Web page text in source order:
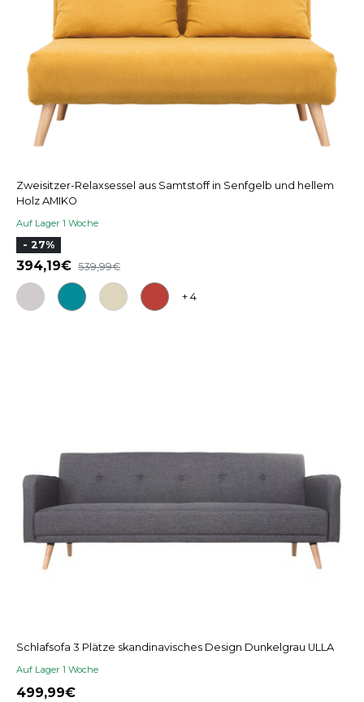
Zweisitzer-Relaxsessel aus Samtstoff in Senfgelb und hellem
Holz AMIKO
Auf Lager 1 Woche
- 27%
394,19 539,99
+ 4
Schlafsofa 3 Plätze skandinavisches Design Dunkelgrau ULLA
Auf Lager 1 Woche
499,99